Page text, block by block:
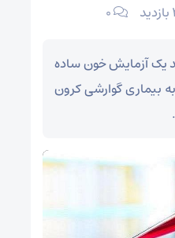
۰
یک آزمایش خون ساده
بیماری گوارشی کرون